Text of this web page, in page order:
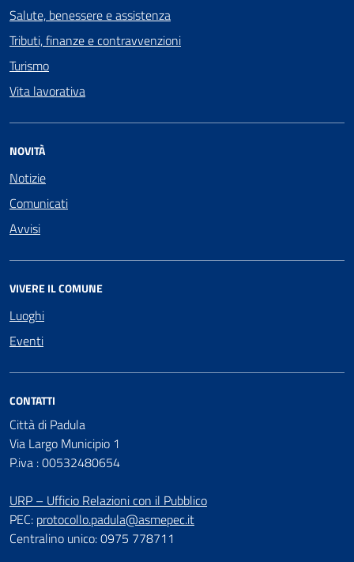
Salute, benessere e assistenza
Tributi, finanze e contravvenzioni
Turismo
Vita lavorativa
NOVITÀ
Notizie
Comunicati
Avvisi
VIVERE IL COMUNE
Luoghi
Eventi
CONTATTI
Città di Padula
Via Largo Municipio 1
P.iva : 00532480654
URP – Ufficio Relazioni con il Pubblico
PEC: protocollo.padula@asmepec.it
Centralino unico: 0975 778711